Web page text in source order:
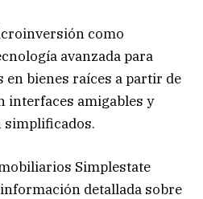
como
avanzada para
bienes raíces a partir de
interfaces amigables y
simplificados.
Simplestate
detallada sobre